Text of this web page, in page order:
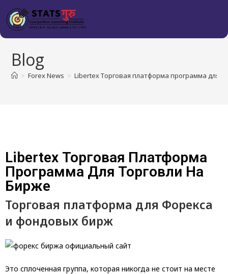
Blog
> Forex News > Libertex Торговая платформа программа для
Libertex Торговая Платформа
Программа Для Торговли На
Бирже
Торговая платформа для Форекса
и фондовых бирж
Это сплоченная группа, которая никогда не стоит на месте